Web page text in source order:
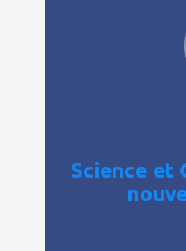
Science et